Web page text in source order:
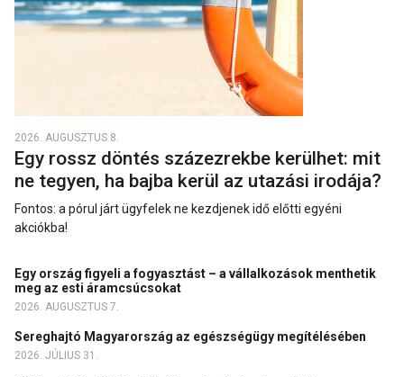
2026. AUGUSZTUS 8.
Egy rossz döntés százezrekbe kerülhet: mit
ne tegyen, ha bajba kerül az utazási irodája?
Fontos: a pórul járt ügyfelek ne kezdjenek idő előtti egyéni
akciókba!
Egy ország figyeli a fogyasztást – a vállalkozások menthetik
meg az esti áramcsúcsokat
2026. AUGUSZTUS 7.
Sereghajtó Magyarország az egészségügy megítélésében
2026. JÚLIUS 31.